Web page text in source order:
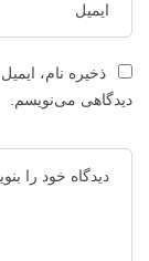
ذخیره نام،
دیدگاهی می‌نویسم.